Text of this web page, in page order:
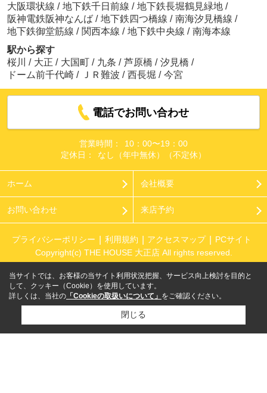
大阪環状線 / 地下鉄千日前線 / 地下鉄長堀鶴見緑地 /
阪神電鉄阪神なんば / 地下鉄四つ橋線 / 南海汐見橋線 /
地下鉄御堂筋線 / 関西本線 / 地下鉄中央線 / 南海本線
駅から探す
桜川 / 大正 / 大国町 / 九条 / 芦原橋 / 汐見橋 /
ドーム前千代崎 / ＪＲ難波 / 西長堀 / 今宮
電話でお問い合わせ
営業時間：
10：00〜19：00
定休日：
なし（年中無休）（不定休）
ホーム 会社概要
お問い合わせ 来店予約
プライバシーポリシー 利用規約 アクセスマップ
PCサイト
Copyright(c) THE HOUSE 大正店 All rights reserved.
当サイトでは、お客様の当サイト利用状況把握、サービス向上検討を目的と
して、クッキー（Cookie）を使用しています。
詳しくは、当社の 「Cookieの取扱いについて」 をご確認ください。
閉じる